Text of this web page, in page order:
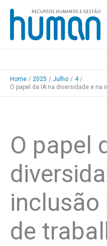
Skip
content
Home 2025 Julho
4
O papel da IA na diversidade e
O papel
inclusão
de